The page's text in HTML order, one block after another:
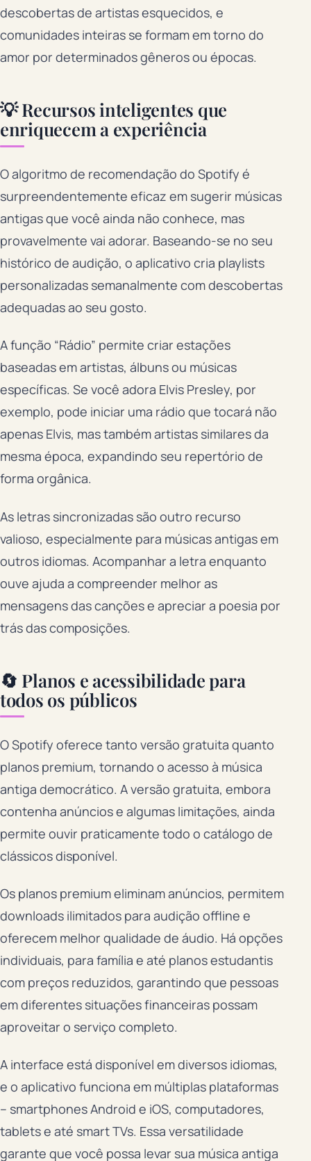
descobertas de artistas esquecidos, e
comunidades inteiras se formam em torno do
amor por determinados gêneros ou épocas.
💡 Recursos inteligentes que
enriquecem a experiência
O algoritmo de recomendação do Spotify é
surpreendentemente eficaz em sugerir músicas
antigas que você ainda não conhece, mas
provavelmente vai adorar. Baseando-se no seu
histórico de audição, o aplicativo cria playlists
personalizadas semanalmente com descobertas
adequadas ao seu gosto.
A função “Rádio” permite criar estações
baseadas em artistas, álbuns ou músicas
específicas. Se você adora Elvis Presley, por
exemplo, pode iniciar uma rádio que tocará não
apenas Elvis, mas também artistas similares da
mesma época, expandindo seu repertório de
forma orgânica.
As letras sincronizadas são outro recurso
valioso, especialmente para músicas antigas em
outros idiomas. Acompanhar a letra enquanto
ouve ajuda a compreender melhor as
mensagens das canções e apreciar a poesia por
trás das composições.
🔄 Planos e acessibilidade para
todos os públicos
O Spotify oferece tanto versão gratuita quanto
planos premium, tornando o acesso à música
antiga democrático. A versão gratuita, embora
contenha anúncios e algumas limitações, ainda
permite ouvir praticamente todo o catálogo de
clássicos disponível.
Os planos premium eliminam anúncios, permitem
downloads ilimitados para audição offline e
oferecem melhor qualidade de áudio. Há opções
individuais, para família e até planos estudantis
com preços reduzidos, garantindo que pessoas
em diferentes situações financeiras possam
aproveitar o serviço completo.
A interface está disponível em diversos idiomas,
e o aplicativo funciona em múltiplas plataformas
– smartphones Android e iOS, computadores,
tablets e até smart TVs. Essa versatilidade
garante que você possa levar sua música antiga